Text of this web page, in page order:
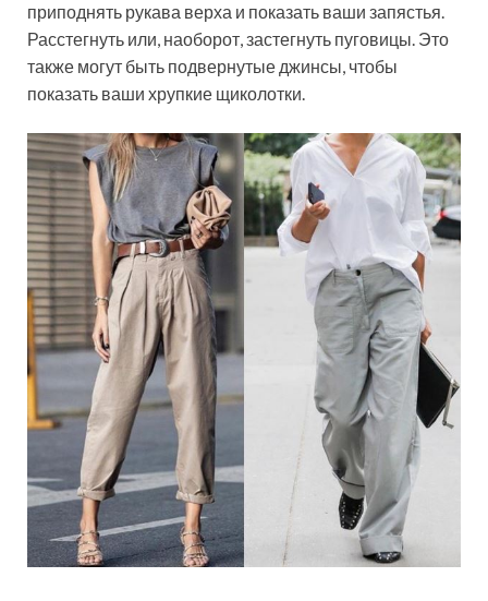
приподнять рукава верха и показать ваши запястья.
Расстегнуть или, наоборот, застегнуть пуговицы. Это
также могут быть подвернутые джинсы, чтобы
показать ваши хрупкие щиколотки.